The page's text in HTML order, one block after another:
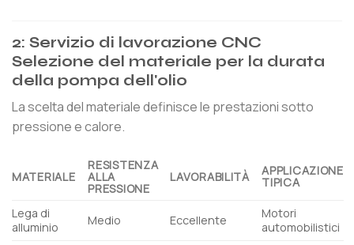
2: Servizio di lavorazione CNC
Selezione del materiale per la durata
della pompa dell'olio
La scelta del materiale definisce le prestazioni sotto
pressione e calore.
MATERIALE
RESISTENZA
ALLA
PRESSIONE
LAVORABILITÀ APPLICAZIONE
TIPICA
Lega di
alluminio
Medio Eccellente
Motori
automobilistici